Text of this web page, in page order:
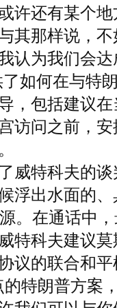
许还有某个
其那样说，
认为我们会达
如何在与特
，包括建议
访问之前，
威特科夫的谈
浮出水面的
。在通话中
特科夫建议
议的联合和平
特朗普方案